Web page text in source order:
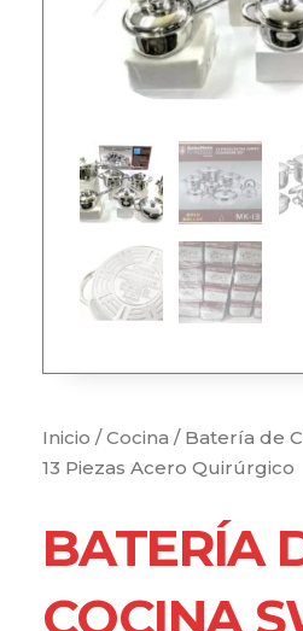
Inicio /Cocina / Batería de
13 Piezas Acero Quirúrgico
BATERÍA
COCINA